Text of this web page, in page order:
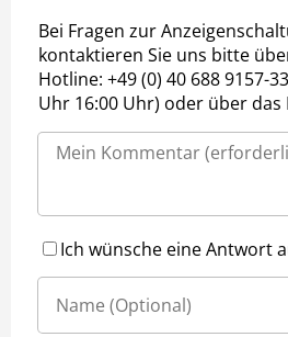
Bei Fragen zur
kontaktieren Sie uns bitte
Hotline: +49 (0) 40 688 9157-
Uhr 16:00 Uhr) oder über
Ich wünsche eine Antwort